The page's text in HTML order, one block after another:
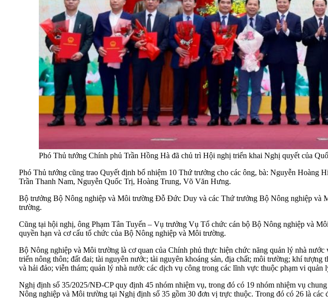
Phó Thủ tướng Chính phủ Trần Hồng Hà đã chủ trì Hội nghị triển khai Nghị quyết của
Phó Thủ tướng cũng trao Quyết định bổ nhiệm 10 Thứ trưởng cho các ông, bà: Nguyễn
Trần Thanh Nam, Nguyễn Quốc Trị, Hoàng Trung, Võ Văn Hưng.
Bộ trưởng Bộ Nông nghiệp và Môi trường Đỗ Đức Duy và các Thứ trưởng Bộ Nông nghiệp và
trường.
Cũng tại hội nghị, ông Phạm Tân Tuyến – Vụ trưởng Vụ Tổ chức cán bộ Bộ Nông nghiệp và
quyền hạn và cơ cấu tổ chức của Bộ Nông nghiệp và Môi trường.
Bộ Nông nghiệp và Môi trường là cơ quan của Chính phủ thực hiện chức năng quản lý nhà
triển nông thôn; đất đai; tài nguyên nước; tài nguyên khoáng sản, địa chất; môi trường; khí
và hải đảo; viễn thám; quản lý nhà nước các dịch vụ công trong các lĩnh vực thuộc phạm vi quản
Nghị định số 35/2025/NĐ-CP quy định 45 nhóm nhiệm vụ, trong đó có 19 nhóm nhiệm vụ
Nông nghiệp và Môi trường tại Nghị định số 35 gồm 30 đơn vị trực thuộc. Trong đó có 26 là